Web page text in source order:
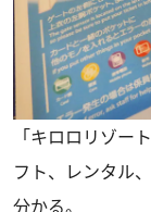
「キロロリゾー
フト、レンタル
分かる。